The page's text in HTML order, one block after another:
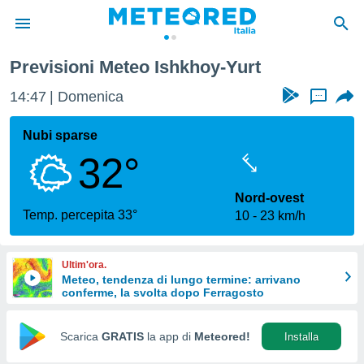
di
per
le
di
Web
Previsioni Meteo Ishkhoy-Yurt
14:47 Domenica ...
Nubi sparse
32°
Temp. percepita 33°
Nord-ovest
10
23 km/h
Ultim'ora.
Meteo, tendenza di lungo termine: arrivano
conferme, la svolta dopo Ferragosto
Scarica GRATIS la app di Meteored! Installa